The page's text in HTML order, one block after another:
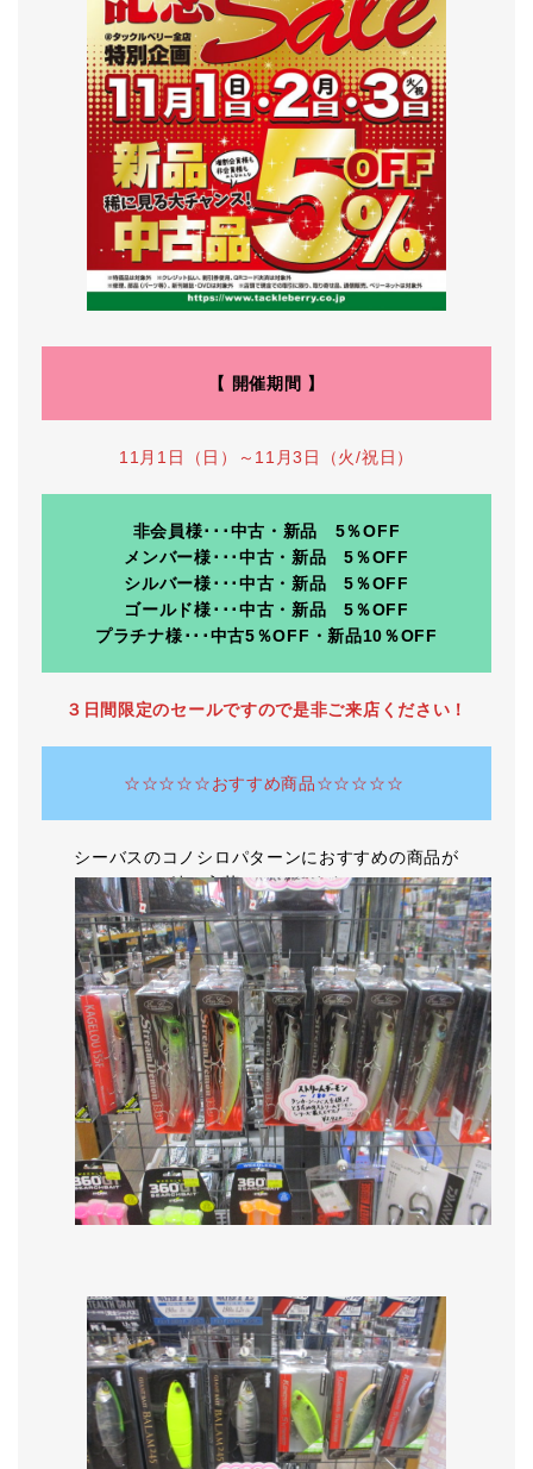
【 開催期間 】
11月1日（日）～11月3日（火/祝日）
非会員様･･･中古・新品 5％OFF
メンバー様･･･中古・新品 5％OFF
シルバー様･･･中古・新品 5％OFF
ゴールド様･･･中古・新品 5％OFF
プラチナ様･･･中古5％OFF・新品10％OFF
３日間限定のセールですので是非ご来店ください！
☆☆☆☆☆おすすめ商品☆☆☆☆☆
シーバスのコノシロパターンにおすすめの商品が
続々入荷しております！